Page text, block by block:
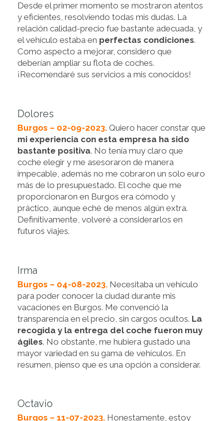
Desde el primer momento se mostraron atentos
y eficientes, resolviendo todas mis dudas. La
relación calidad-precio fue bastante adecuada, y
el vehículo estaba en perfectas condiciones.
Como aspecto a mejorar, considero que
deberían ampliar su flota de coches.
¡Recomendaré sus servicios a mis conocidos!
Dolores
Burgos – 02-09-2023. Quiero hacer constar que
mi experiencia con esta empresa ha sido
bastante positiva. No tenía muy claro que
coche elegir y me asesoraron de manera
impecable, además no me cobraron un solo euro
más de lo presupuestado. El coche que me
proporcionaron en Burgos era cómodo y
práctico, aunque eché de menos algún extra.
Definitivamente, volveré a considerarlos en
futuros viajes.
Irma
Burgos – 04-08-2023. Necesitaba un vehículo
para poder conocer la ciudad durante mis
vacaciones en Burgos. Me convenció la
transparencia en el precio, sin cargos ocultos. La
recogida y la entrega del coche fueron muy
ágiles. No obstante, me hubiera gustado una
mayor variedad en su gama de vehículos. En
resumen, pienso que es una opción a considerar.
Octavio
Burgos – 11-07-2023. Honestamente, estoy